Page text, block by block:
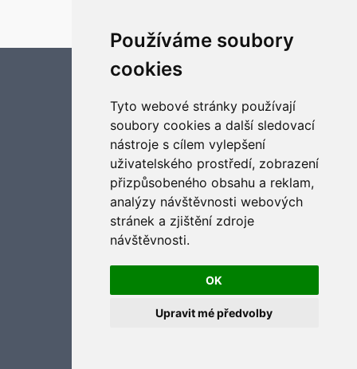
Používáme soubory
cookies
Tyto webové stránky používají
soubory cookies a další sledovací
nástroje s cílem vylepšení
uživatelského prostředí, zobrazení
přizpůsobeného obsahu a reklam,
analýzy návštěvnosti webových
stránek a zjištění zdroje
návštěvnosti.
OK
Upravit mé předvolby
Soukromí
|
Aktualizujte předvolby souborů cookies